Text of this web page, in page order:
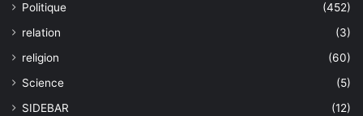
Politique
(452)
relation
(3)
religion
(60)
Science
(5)
SIDEBAR
(12)